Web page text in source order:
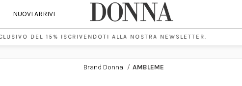
NUOVI ARRIVI
DEL 15% ISCRIVENDOTI ALLA NOSTRA NEWSLETTER.
Brand Donna / AMBLEME